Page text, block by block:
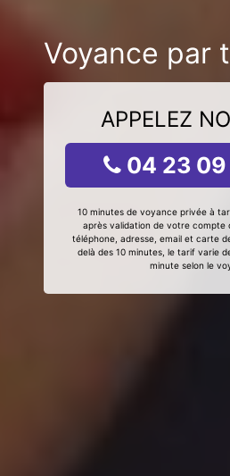
Voyance par
APPELEZ
04 23 09
10 minutes de voyance privée à
après validation de votre compte
téléphone, adresse, email et carte
delà des 10 minutes, le tarif varie
minute selon le